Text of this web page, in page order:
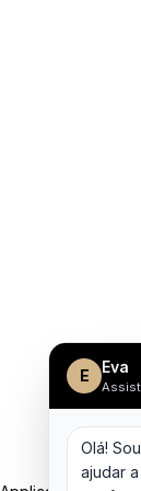
E Eva
Olá!
ajudar